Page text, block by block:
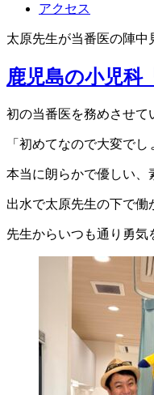
アクセス
太原先生が当番医の陣中
鹿児島の小児科
初の当番医を務めさせ
「初めてなので大変で
本当に朗らかで優しい、
出水で太原先生の下で働
先生からいつも通り勇気